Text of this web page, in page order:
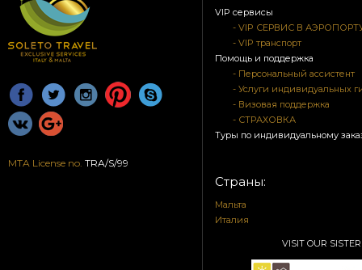
MTA License no. TRA/S/99
VIP сервисы
- VIP СЕРВИС В
- VIP транспорт
Помощь и поддержка
- Персональный ассистент
- Услуги индивидуальных
- Визовая поддержка
- СТРАХОВКА
Туры по индивидуальному
Страны:
Мальта
Италия
VISIT OUR